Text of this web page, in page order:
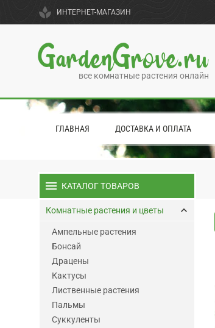
spa ИНТЕРНЕТ-МАГАЗИН
GardenGrove.ru
все комнатные растения онлайн
ГЛАВНАЯ ДОСТАВКА И ОПЛАТА
menu КАТАЛОГ ТОВАРОВ
Комнатные растения и цветы keyboard_arrow_up
Ампельные растения
Бонсай
Драцены
Кактусы
Лиственные растения
Пальмы
Суккуленты